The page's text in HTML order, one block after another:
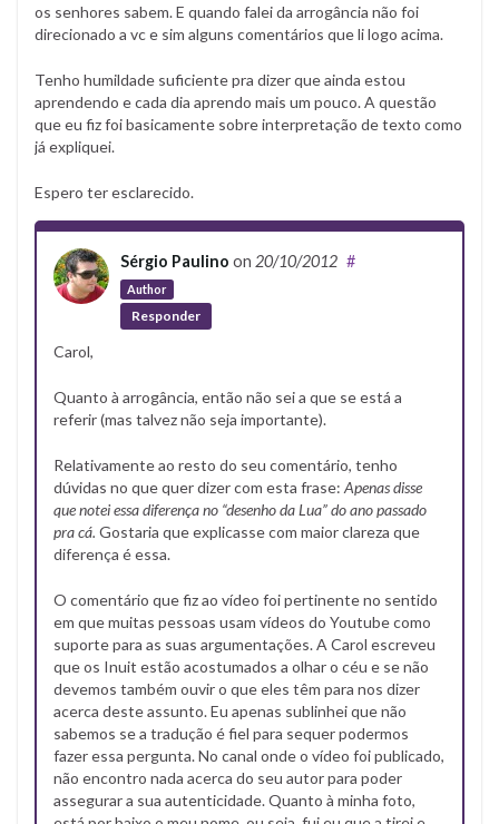
os senhores sabem. E quando falei da arrogância não foi
direcionado a vc e sim alguns comentários que li logo acima.
Tenho humildade suficiente pra dizer que ainda estou
aprendendo e cada dia aprendo mais um pouco. A questão
que eu fiz foi basicamente sobre interpretação de texto como
já expliquei.
Espero ter esclarecido.
Sérgio Paulino on 20/10/2012
Author
#
Responder
Carol,
Quanto à arrogância, então não sei a que se está a
referir (mas talvez não seja importante).
Relativamente ao resto do seu comentário, tenho
dúvidas no que quer dizer com esta frase: Apenas disse
que notei essa diferença no “desenho da Lua” do ano passado
pra cá. Gostaria que explicasse com maior clareza que
diferença é essa.
O comentário que fiz ao vídeo foi pertinente no sentido
em que muitas pessoas usam vídeos do Youtube como
suporte para as suas argumentações. A Carol escreveu
que os Inuit estão acostumados a olhar o céu e se não
devemos também ouvir o que eles têm para nos dizer
acerca deste assunto. Eu apenas sublinhei que não
sabemos se a tradução é fiel para sequer podermos
fazer essa pergunta. No canal onde o vídeo foi publicado,
não encontro nada acerca do seu autor para poder
assegurar a sua autenticidade. Quanto à minha foto,